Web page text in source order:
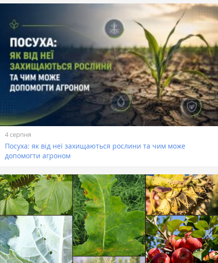
4 серпня
Посуха: як від неї захищаються рослини та чим може
допомогти агроном